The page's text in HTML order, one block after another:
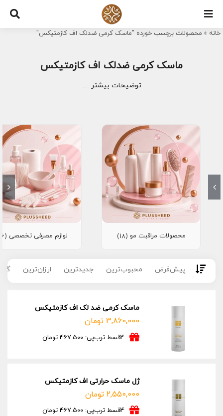
Skip
content
خانه » محصولات برچسب خورده "ماسک کرمی ضدلک اف کازمتیکس"
ماسک کرمی ضدلک اف کازمتیکس
توضیحات بیشتر …
محصولات مراقبت مو (18) لوازم مصرفی تخصصی (16)
پیش‌فرض محبوب‌ترین جدیدترین ارزان‌ترین
ماسک کرمی ضد لک اف کازمتیکس
3,860,000 تومان
4قسط ترب‌پی: 467.500 تومان
ژل ماسک حرارتی اف کازمتیکس
2,550,000 تومان
4قسط ترب‌پی: 467.500 تومان